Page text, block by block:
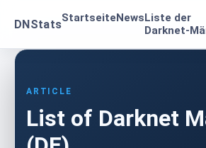
DNStatsStartseiteNewsListe der
Darknet-
ARTICLE
List of Darknet